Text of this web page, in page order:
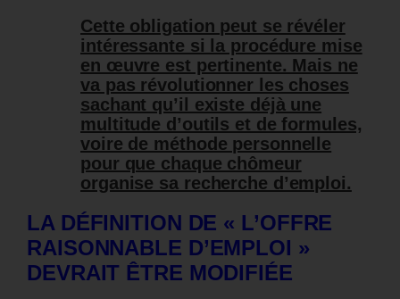
Cette obligation peut se révéler
intéressante si la procédure mise
en œuvre est pertinente. Mais ne
va pas révolutionner les choses
sachant qu’il existe déjà une
multitude d’outils et de formules,
voire de méthode personnelle
pour que chaque chômeur
organise sa recherche d’emploi.
LA DÉFINITION DE « L’OFFRE
RAISONNABLE D’EMPLOI »
DEVRAIT ÊTRE MODIFIÉE